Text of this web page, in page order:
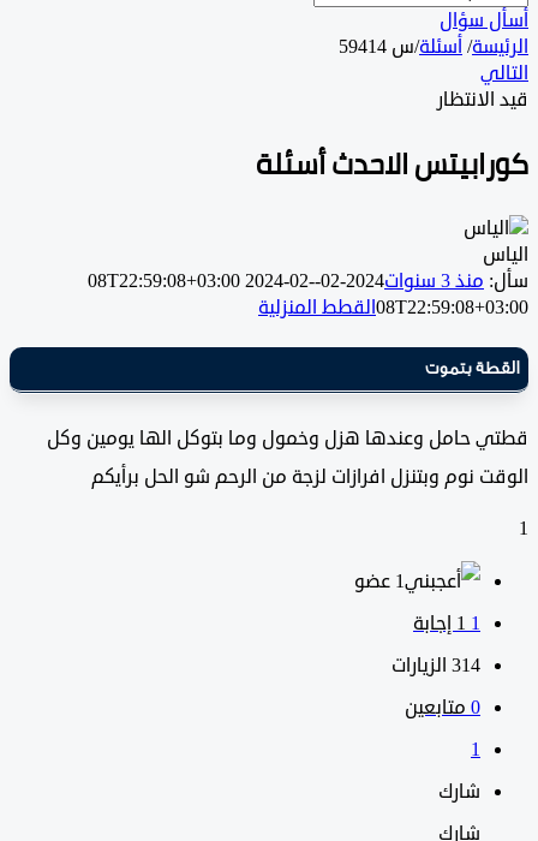
سؤال
/ أسئلة/س 59414
الاحدث أسئلة
منذ 3 سنوات 2024-02-08T22:59:08+03:00
2024-02-
القطط المنزلية
بتموت
حامل وعندها هزل وخمول وما بتوكل الها يومين وكل
نوم وبتنزل افرازات لزجة من الرحم شو الحل برأيكم
‫1 عضو
314 الزيارات
متابعين
شارك